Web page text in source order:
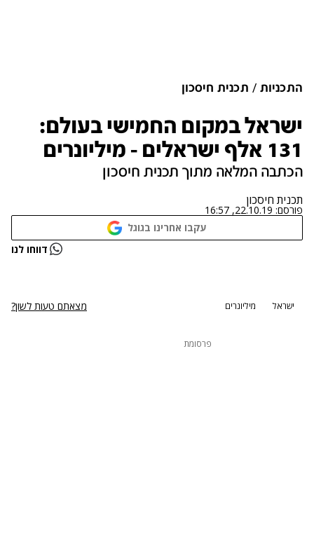
התכניות תכנית חיסכון
ישראל במקום החמישי בעולם:
131 אלף ישראלים - מיליונרים
הכתבה המלאה מתוך תכנית חיסכון
תכנית חיסכון
פורסם: 22.10.19, 16:57
עקבו אחרינו בגוגל
נתקלנו בבעיה דווחו לנו
ישראל מיליונרים מצאתם טעות לשון?
פרסומת